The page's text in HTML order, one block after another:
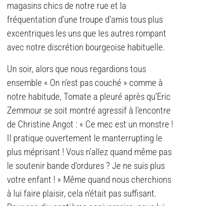
magasins chics de notre rue et la
fréquentation d’une troupe d’amis tous plus
excentriques les uns que les autres rompant
avec notre discrétion bourgeoise habituelle.
Un soir, alors que nous regardions tous
ensemble « On n’est pas couché » comme à
notre habitude, Tomate a pleuré après qu’Eric
Zemmour se soit montré agressif à l’encontre
de Christine Angot : « Ce mec est un monstre !
Il pratique ouvertement le manterrupting le
plus méprisant ! Vous n’allez quand même pas
le soutenir bande d’ordures ? Je ne suis plus
votre enfant ! » Même quand nous cherchions
à lui faire plaisir, cela n’était pas suffisant.